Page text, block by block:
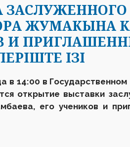
ЗАСЛУЖЕННОГО
ЖУМАКЫНА
И
ІЗІ
в 14:00 в
открытие выставки
его учеников и